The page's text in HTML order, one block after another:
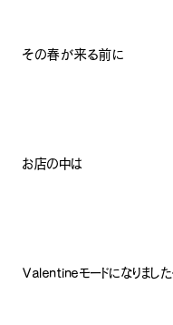
その春が来る前に
お店の中は
Valentineモードになりまし